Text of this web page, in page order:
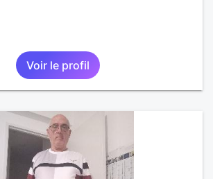
Voir le profil